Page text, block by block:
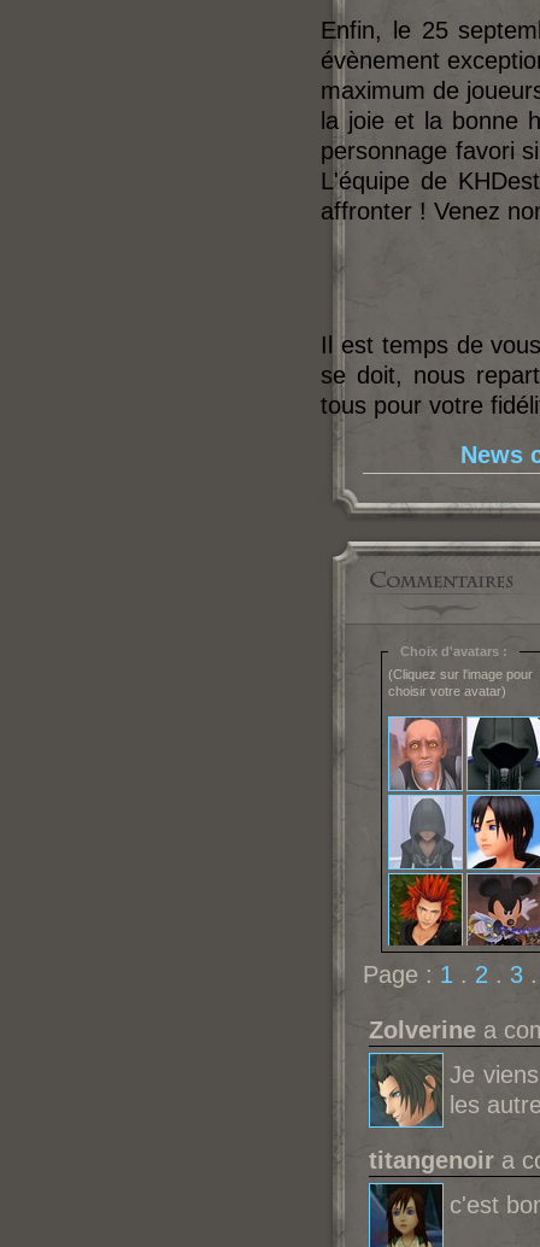
Enfin, le 25
évènement
maximum de
la joie et la bonne
personnage favori
L'équipe de
affronter ! Venez
Il est temps de
se doit, nous
tous pour votre
News
Choix d'avatars :
(Cliquez sur l'image pour
choisir votre avatar)
Page : 1 . 2 . 3
Zolverine a
Je
les
titangenoir a
c'est